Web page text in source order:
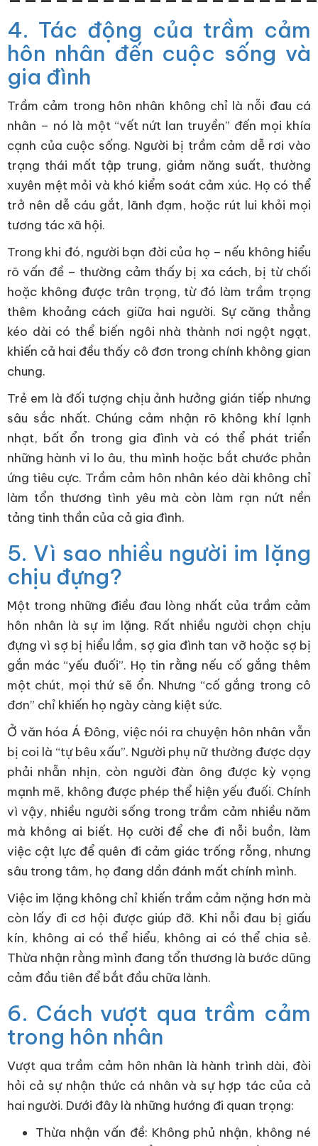
4. Tác động của trầm cảm
hôn nhân đến cuộc sống và
gia đình
Trầm cảm trong hôn nhân không chỉ là nỗi đau cá
nhân – nó là một “vết nứt lan truyền” đến mọi khía
cạnh của cuộc sống. Người bị trầm cảm dễ rơi vào
trạng thái mất tập trung, giảm năng suất, thường
xuyên mệt mỏi và khó kiểm soát cảm xúc. Họ có thể
trở nên dễ cáu gắt, lãnh đạm, hoặc rút lui khỏi mọi
tương tác xã hội.
Trong khi đó, người bạn đời của họ – nếu không hiểu
rõ vấn đề – thường cảm thấy bị xa cách, bị từ chối
hoặc không được trân trọng, từ đó làm trầm trọng
thêm khoảng cách giữa hai người. Sự căng thẳng
kéo dài có thể biến ngôi nhà thành nơi ngột ngạt,
khiến cả hai đều thấy cô đơn trong chính không gian
chung.
Trẻ em là đối tượng chịu ảnh hưởng gián tiếp nhưng
sâu sắc nhất. Chúng cảm nhận rõ không khí lạnh
nhạt, bất ổn trong gia đình và có thể phát triển
những hành vi lo âu, thu mình hoặc bắt chước phản
ứng tiêu cực. Trầm cảm hôn nhân kéo dài không chỉ
làm tổn thương tình yêu mà còn làm rạn nứt nền
tảng tinh thần của cả gia đình.
5. Vì sao nhiều người im lặng
chịu đựng?
Một trong những điều đau lòng nhất của trầm cảm
hôn nhân là sự im lặng. Rất nhiều người chọn chịu
đựng vì sợ bị hiểu lầm, sợ gia đình tan vỡ hoặc sợ bị
gắn mác “yếu đuối”. Họ tin rằng nếu cố gắng thêm
một chút, mọi thứ sẽ ổn. Nhưng “cố gắng trong cô
đơn” chỉ khiến họ ngày càng kiệt sức.
Ở văn hóa Á Đông, việc nói ra chuyện hôn nhân vẫn
bị coi là “tự bêu xấu”. Người phụ nữ thường được dạy
phải nhẫn nhịn, còn người đàn ông được kỳ vọng
mạnh mẽ, không được phép thể hiện yếu đuối. Chính
vì vậy, nhiều người sống trong trầm cảm nhiều năm
mà không ai biết. Họ cười để che đi nỗi buồn, làm
việc cật lực để quên đi cảm giác trống rỗng, nhưng
sâu trong tâm, họ đang dần đánh mất chính mình.
Việc im lặng không chỉ khiến trầm cảm nặng hơn mà
còn lấy đi cơ hội được giúp đỡ. Khi nỗi đau bị giấu
kín, không ai có thể hiểu, không ai có thể chia sẻ.
Thừa nhận rằng mình đang tổn thương là bước dũng
cảm đầu tiên để bắt đầu chữa lành.
6. Cách vượt qua trầm cảm
trong hôn nhân
Vượt qua trầm cảm hôn nhân là hành trình dài, đòi
hỏi cả sự nhận thức cá nhân và sự hợp tác của cả
hai người. Dưới đây là những hướng đi quan trọng:
Thừa nhận vấn đề: Không phủ nhận, không né